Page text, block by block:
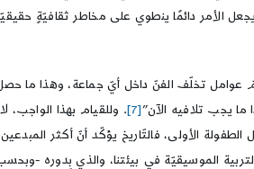
الأمر دائمًا ينطوي على مخاطر ثقافيّةٍ
ما يجب تلافيه الآن”[7]
. وللقيام بهذا الواجب،
الأولى، فالتّاريخ يؤكّد أنّ أكثر
الموسيقيّة في بيئتنا، والذي بِدوره -